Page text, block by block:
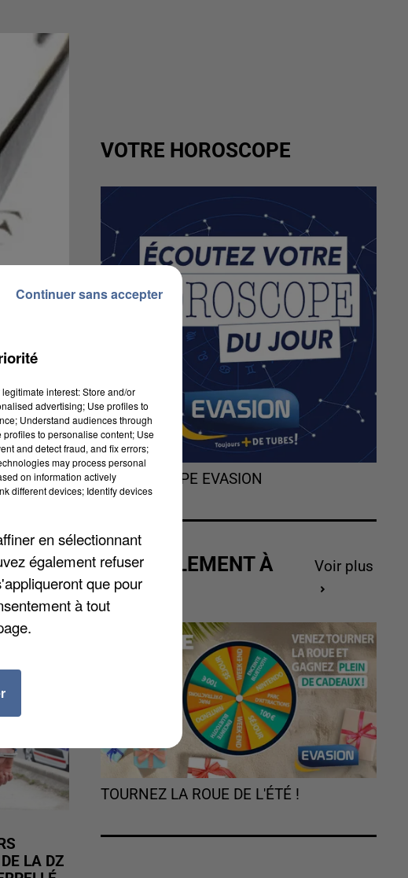
vient
de
l’offre
3.700
LA DZ
VOTRE HOROSCOPE
L'HOROSCOPE EVASION
ACTUELLEMENT À
GAGNER
Voir plus
TOURNEZ LA ROUE DE L'ÉTÉ !
interest: Store and/or
advertising; Use profiles to
Understand audiences through
to personalise content; Use
and detect fraud, and fix errors;
may process personal
on information actively
different devices; Identify devices
en sélectionnant
également refuser
que pour
à tout
Continuer sans accepter